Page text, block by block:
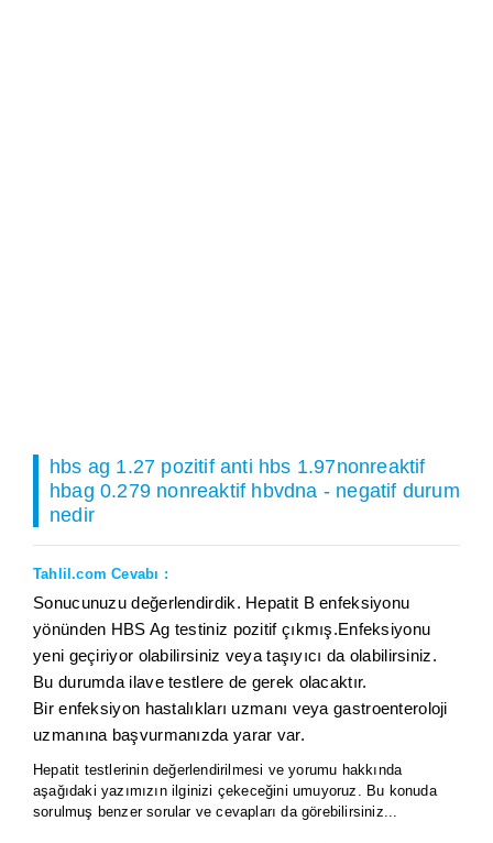
hbs ag 1.27 pozitif anti hbs 1.97nonreaktif
hbag 0.279 nonreaktif hbvdna - negatif durum
nedir
Tahlil.com Cevabı :
Sonucunuzu değerlendirdik. Hepatit B enfeksiyonu
yönünden HBS Ag testiniz pozitif çıkmış.Enfeksiyonu
yeni geçiriyor olabilirsiniz veya taşıyıcı da olabilirsiniz.
Bu durumda ilave testlere de gerek olacaktır.
Bir enfeksiyon hastalıkları uzmanı veya gastroenteroloji
uzmanına başvurmanızda yarar var.
Hepatit testlerinin değerlendirilmesi ve yorumu hakkında
aşağıdaki yazımızın ilginizi çekeceğini umuyoruz. Bu konuda
sorulmuş benzer sorular ve cevapları da görebilirsiniz...